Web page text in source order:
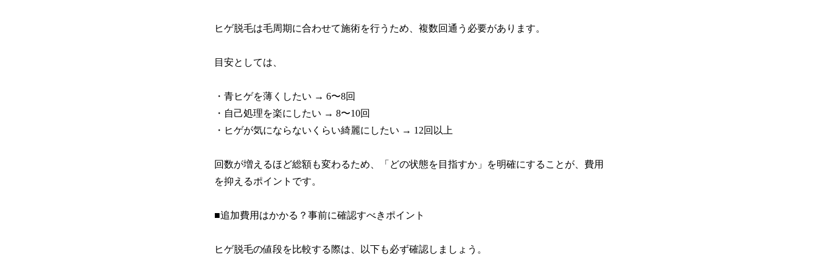
ヒゲ脱毛は毛周期に合わせて施術を行うため、複数回通う必要があります。
目安としては、
・青ヒゲを薄くしたい → 6〜8回
・自己処理を楽にしたい → 8〜10回
・ヒゲが気にならないくらい綺麗にしたい → 12回以上
回数が増えるほど総額も変わるため、「どの状態を目指すか」を明確にすることが、費用
を抑えるポイントです。
■追加費用はかかる？事前に確認すべきポイント
ヒゲ脱毛の値段を比較する際は、以下も必ず確認しましょう。